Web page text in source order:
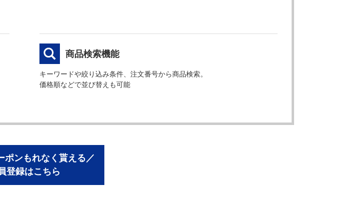
商品検索機能
キーワードや絞り込み条件、注文番号から商品検索。
価格順などで並び替えも可能
ポンもれなく貰える／
登録はこちら